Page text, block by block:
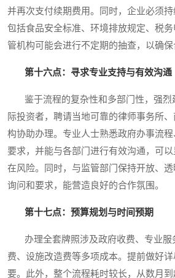
并再次支付续期费用。同时，企业必须持
包括食品安全标准、环境排放规定、税
管机构可能会进行不定期的抽查，以确保
第十六点：寻求专业支持与有效沟通
鉴于流程的复杂性和多部门性，强烈
际投资者，聘请当地可靠的律师事务所
构协助办理。专业人士熟悉政府办事流
要求，并能与各部门进行有效沟通，可
在风险。同时，与监管部门保持开放、
询问和要求，能营造良好的合作氛围。
第十七点：预算规划与时间预期
办理全套牌照涉及政府收费、专业服
费、设施改造费等多项成本。提前做好
要。此外，整个流程耗时较长，从数月